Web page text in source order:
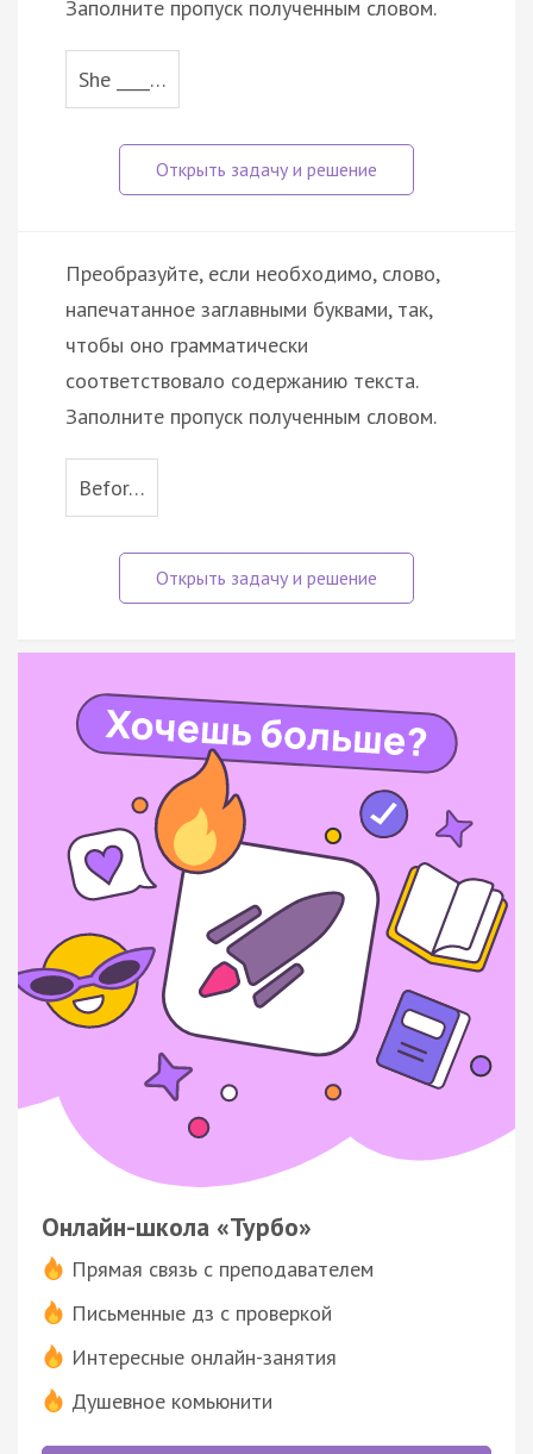
Заполните пропуск полученным словом.
She ____…
Преобразуйте, если необходимо, слово,
напечатанное заглавными буквами, так,
чтобы оно грамматически
соответствовало содержанию текста.
Заполните пропуск полученным словом.
Befor…
Онлайн-школа «Турбо»
Прямая связь с преподавателем
Письменные дз с проверкой
Интересные онлайн-занятия
Душевное комьюнити